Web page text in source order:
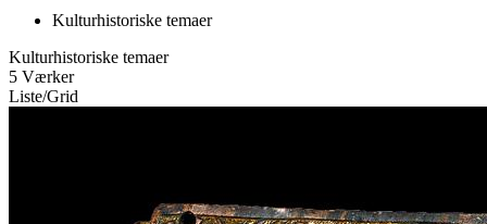
Kulturhistoriske temaer
Kulturhistoriske temaer
5 Værker
Liste/Grid